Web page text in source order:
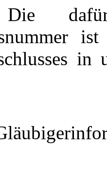
Die
in